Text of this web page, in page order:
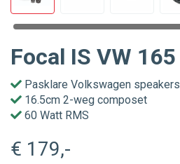
Focal IS VW 165
Pasklare Volkswagen speakers
16.5cm 2-weg composet
60 Watt RMS
€ 179,-